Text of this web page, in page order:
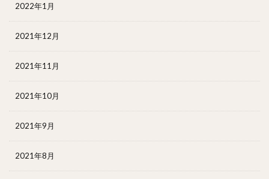
2022年1月
2021年12月
2021年11月
2021年10月
2021年9月
2021年8月